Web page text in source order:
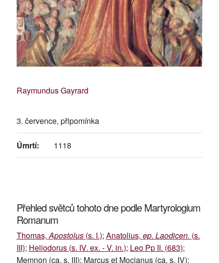
Raymundus Gayrard
3. července, připomínka
Úmrtí: 1118
Přehled světců tohoto dne podle Martyrologium
Romanum
Thomas, Apostolus(s. I.); Anatolius, ep. Laodicen. (s.
III); Heliodorus (s. IV. ex. - V. in.); Leo Pp II. (683);
Memnon (ca. s. III); Marcus et Mocianus (ca. s. IV);